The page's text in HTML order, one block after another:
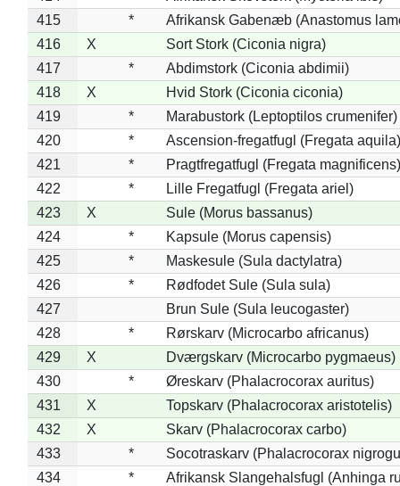
415
*
Afrikansk Gabenæb (Anastomus
416
X
Sort Stork (Ciconia nigra)
417
*
Abdimstork (Ciconia abdimii)
418
X
Hvid Stork (Ciconia ciconia)
419
*
Marabustork (Leptoptilos crumenifer)
420
*
Ascension-fregatfugl (Fregata aquila)
421
*
Pragtfregatfugl (Fregata magnificens)
422
*
Lille Fregatfugl (Fregata ariel)
423
X
Sule (Morus bassanus)
424
*
Kapsule (Morus capensis)
425
*
Maskesule (Sula dactylatra)
426
*
Rødfodet Sule (Sula sula)
427
Brun Sule (Sula leucogaster)
428
*
Rørskarv (Microcarbo africanus)
429
X
Dværgskarv (Microcarbo pygmaeus)
430
*
Øreskarv (Phalacrocorax auritus)
431
X
Topskarv (Phalacrocorax aristotelis)
432
X
Skarv (Phalacrocorax carbo)
433
*
Socotraskarv (Phalacrocorax
434
*
Afrikansk Slangehalsfugl (Anhinga